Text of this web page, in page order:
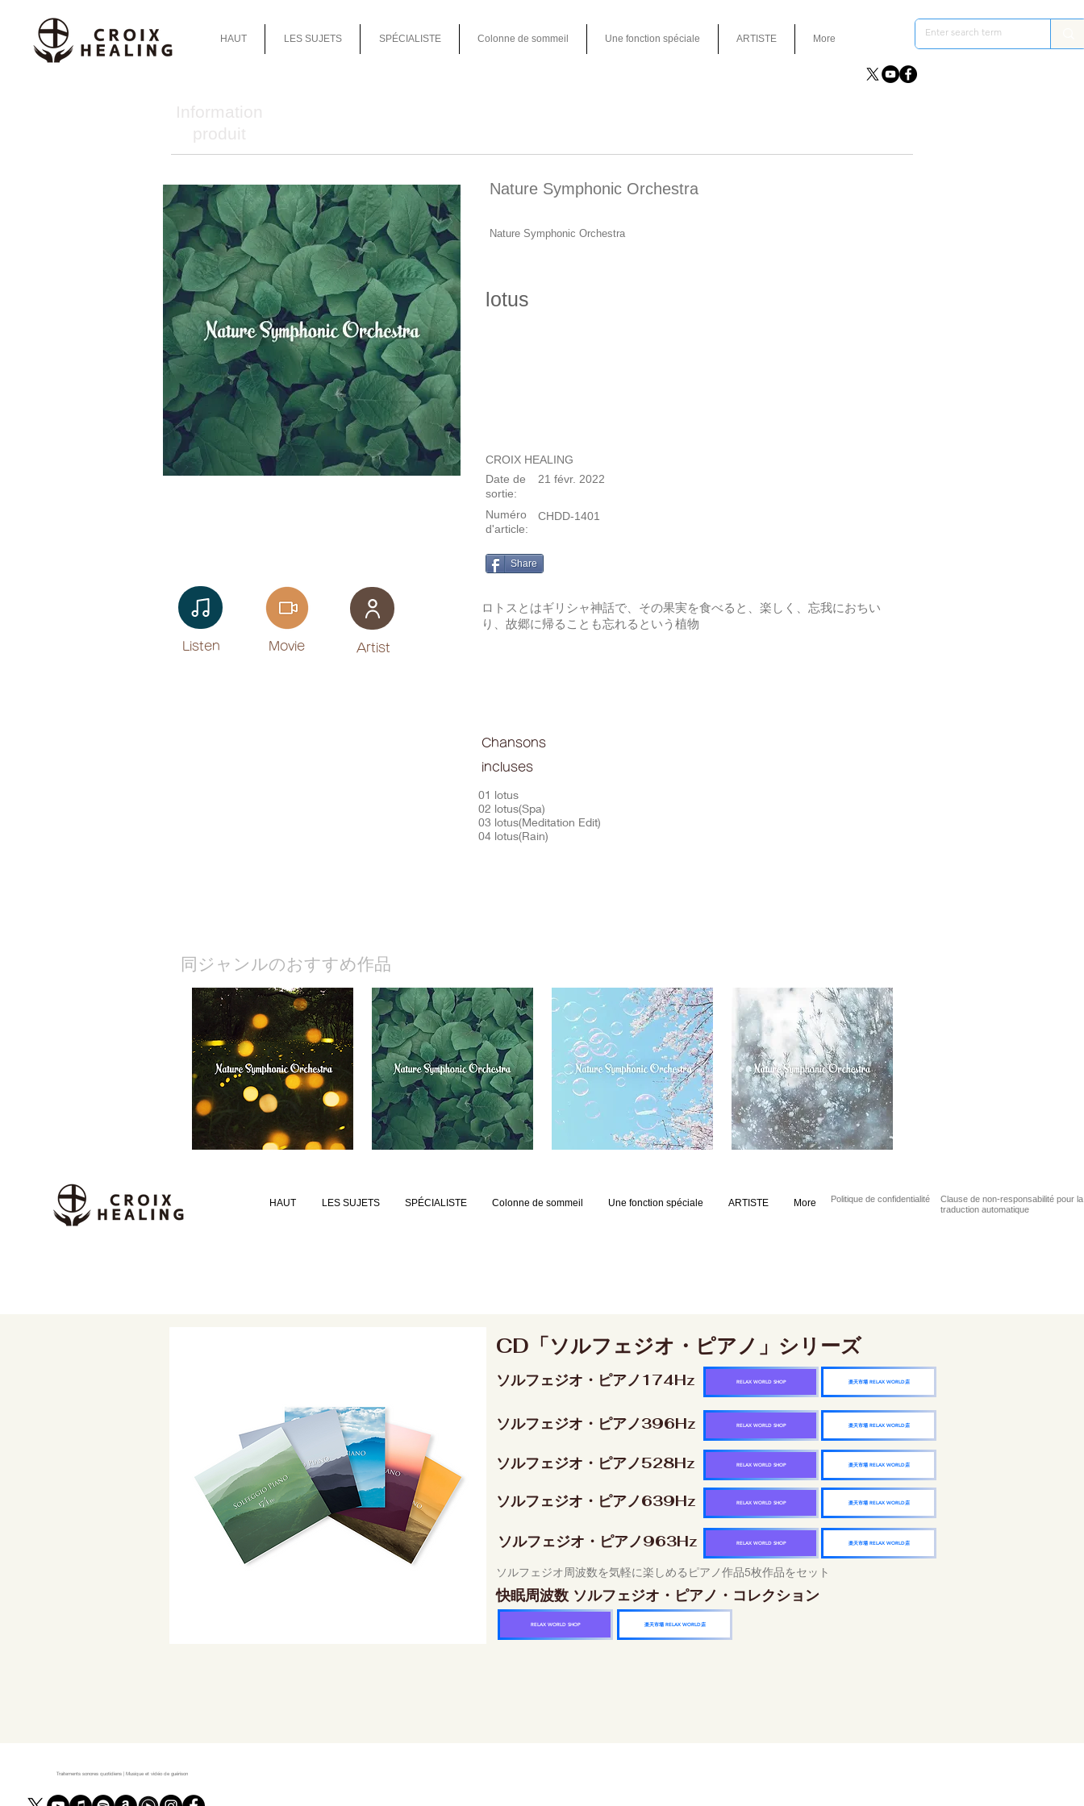
HAUT LES SUJETS SPÉCIALISTE Colonne de sommeil Une fonction spéciale ARTISTE More
Information
produit
Listen​ Movie ​Artist
Nature Symphonic Orchestra
Nature Symphonic Orchestra
lotus
CROIX HEALING
21 févr. 2022
Date de
sortie:
Numéro
d'article:
CHDD-1401
Share
ロトスとはギリシャ神話で、その果実を食べると、楽しく、忘我におちい
り、故郷に帰ることも忘れるという植物
Chansons
incluses
01 lotus
02 lotus(Spa)
03 lotus(Meditation Edit)
04 lotus(Rain)
​同ジャンルのおすすめ作品
HAUT LES SUJETS SPÉCIALISTE Colonne de sommeil Une fonction spéciale ARTISTE More Politique de confidentialité
Clause de non-responsabilité pour la
traduction automatique
CD「ソルフェジオ・ピアノ」シリーズ
ソルフェジオ・ピアノ174Hz 楽天市場 RELAX WORLD店
RELAX WORLD SHOP
ソルフェジオ・ピアノ396Hz 楽天市場 RELAX WORLD店
RELAX WORLD SHOP
ソルフェジオ・ピアノ528Hz 楽天市場 RELAX WORLD店
RELAX WORLD SHOP
ソルフェジオ・ピアノ639Hz 楽天市場 RELAX WORLD店
RELAX WORLD SHOP
ソルフェジオ・ピアノ963Hz 楽天市場 RELAX WORLD店
RELAX WORLD SHOP
ソルフェジオ周波数を気軽に楽しめるピアノ作品5枚作品をセット
快眠周波数 ソルフェジオ・ピアノ・コレクション
RELAX WORLD SHOP 楽天市場 RELAX WORLD店
Traitements sonores quotidiens | Musique et vidéo de guérison